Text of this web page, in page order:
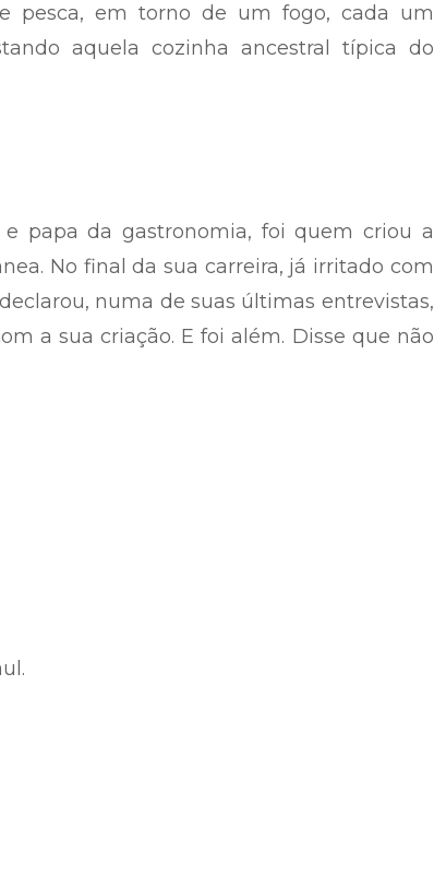
pesca, em torno de um fogo, cada um
aquela cozinha ancestral típica do
papa da gastronomia, foi quem criou a
No final da sua carreira, já irritado com
numa de suas últimas entrevistas,
a sua criação. E foi além. Disse que não